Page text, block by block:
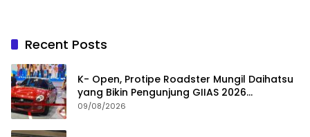
Recent Posts
K- Open, Protipe Roadster Mungil Daihatsu
yang Bikin Pengunjung GIIAS 2026
Penasaran
09/08/2026